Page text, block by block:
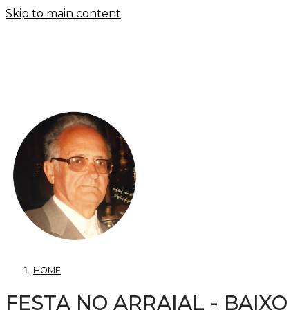
Skip to main content
HOME
FESTA NO ARRAIAL - BAIXO